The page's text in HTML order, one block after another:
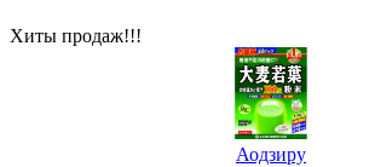
Хиты продаж!!!
Аодзиру